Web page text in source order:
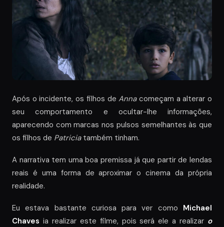
Após o incidente, os filhos de Annacomeçam a alterar o
seu comportamento e ocultar-lhe informações,
aparecendo com marcas nos pulsos semelhantes às que
os filhos de Patriciatambém tinham.
A narrativa tem uma boa premissa já que partir de lendas
reais é uma forma de aproximar o cinema da própria
realidade.
Eu estava bastante curiosa para ver como Michael
Chaves ia realizar este filme, pois será ele a realizar o